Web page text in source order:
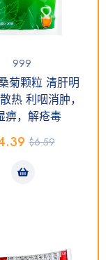
999
菊颗粒 清肝明
热 利咽消肿，
痹，解疮毒
$6.59